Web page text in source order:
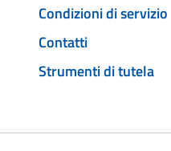
Condizioni di servizio
Contatti
Strumenti di tutela